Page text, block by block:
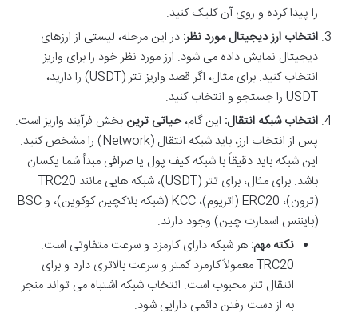
را پیدا کرده و روی آن کلیک کنید.
انتخاب ارز دیجیتال مورد نظر: در این مرحله، لیستی از ارزهای
دیجیتال نمایش داده می شود. ارز مورد نظر خود را برای واریز
انتخاب کنید. برای مثال، اگر قصد واریز تتر (USDT) را دارید،
USDT را جستجو و انتخاب کنید.
انتخاب شبکه انتقال: این گام،حیاتی ترین بخش فرآیند واریز است.
پس از انتخاب ارز، باید شبکه انتقال (Network) را مشخص کنید.
این شبکه باید دقیقاً با شبکه کیف پول یا صرافی مبدأ شما یکسان
باشد. برای مثال، برای تتر (USDT)، شبکه هایی مانند TRC20
(ترون)، ERC20 (اتریوم)، KCC (شبکه بلاکچین کوکوین)، و BSC
(بایننس اسمارت چین) وجود دارند.
نکته مهم: هر شبکه دارای کارمزد و سرعت متفاوتی است.
TRC20 معمولاً کارمزد کمتر و سرعت بالاتری دارد و برای
انتقال تتر محبوب است. انتخاب شبکه اشتباه می تواند منجر
به از دست رفتن دائمی دارایی شود.